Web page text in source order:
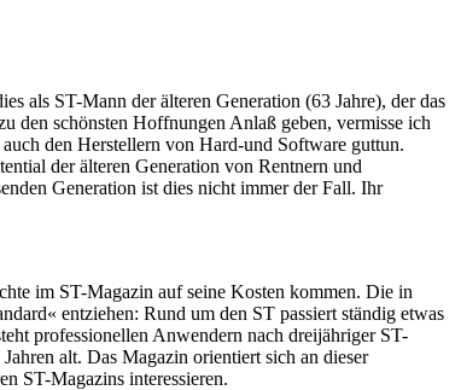
als ST-Mann der älteren Generation (63 Jahre), der das
den schönsten Hoffnungen Anlaß geben, vermisse ich
den Herstellern von Hard-und Software guttun.
der älteren Generation von Rentnern und
Generation ist dies nicht immer der Fall. Ihr
im ST-Magazin auf seine Kosten kommen. Die in
entziehen: Rund um den ST passiert ständig etwas
professionellen Anwendern nach dreijähriger ST-
alt. Das Magazin orientiert sich an dieser
ST-Magazins interessieren.